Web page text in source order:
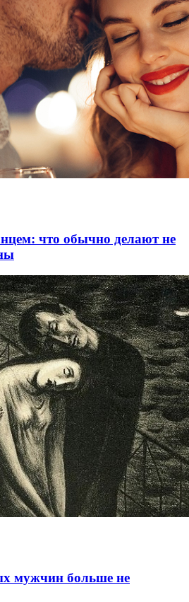
что обычно делают не
мужчин больше не